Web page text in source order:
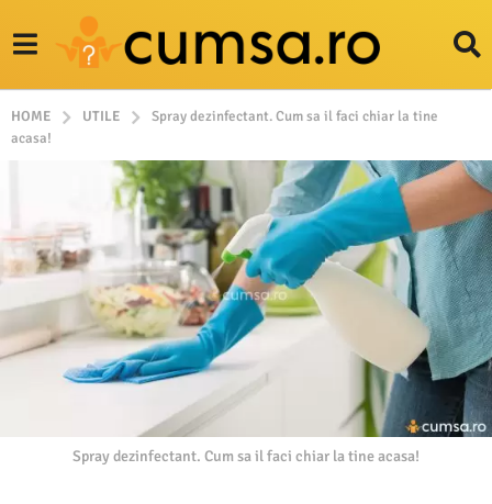
HOME UTILE
Spray dezinfectant. Cum sa il faci chiar la tine
acasa!
Spray dezinfectant. Cum sa il faci chiar la tine acasa!